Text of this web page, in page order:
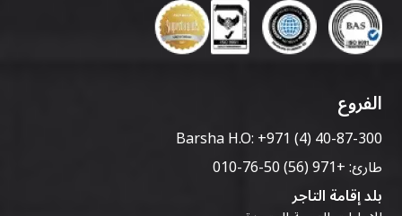
الفروع
Barsha H.O:+971 (4) 40-87-300
طارئ:+971 (56) 50-76-010
بلد إقامة التاجر